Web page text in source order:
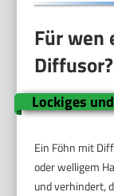
Für wen
Diffusor?
Lockiges
Ein Föhn mit
oder welligem
und verhindert,